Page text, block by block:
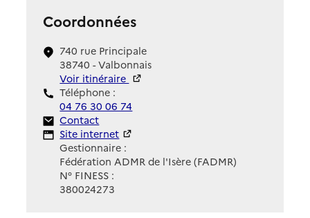
Coordonnées
740 rue Principale
38740 - Valbonnais
Voir itinéraire
Téléphone :
04 76 30 06 74
Contact
Contact
Site Internet
Site internet
Gestionnaire :
Fédération ADMR de l'Isère (FADMR)
N° FINESS :
380024273